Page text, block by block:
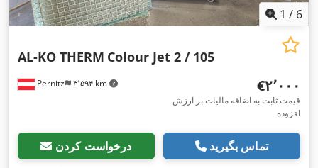
1 / 6
Pernitz ۳٬۵۹۴ km
AL-KO THERM Colour Jet 2 / 105
‎€۲٬۰۰۰
قیمت ثابت به اضافه مالیات بر ارزش
افزوده
درخواست کردن تماس بگیرید